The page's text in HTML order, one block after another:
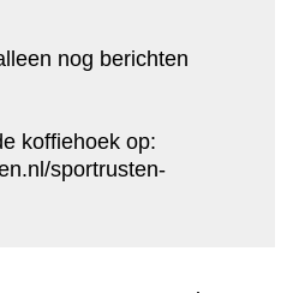
nog berichten
koffiehoek op:
sportrusten-